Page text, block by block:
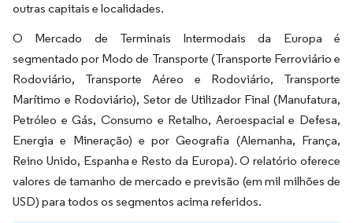
outras capitais e localidades.
O Mercado de Terminais Intermodais da Europa é
segmentado por Modo de Transporte (Transporte Ferroviário e
Rodoviário, Transporte Aéreo e Rodoviário, Transporte
Marítimo e Rodoviário), Setor de Utilizador Final (Manufatura,
Petróleo e Gás, Consumo e Retalho, Aeroespacial e Defesa,
Energia e Mineração) e por Geografia (Alemanha, França,
Reino Unido, Espanha e Resto da Europa). O relatório oferece
valores de tamanho de mercado e previsão (em mil milhões de
USD) para todos os segmentos acima referidos.